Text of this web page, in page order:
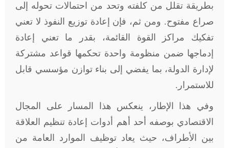
بطريقة تقلل من كلفته وتحد من احتمالات تحوله إلى
صراع مفتوح. ومن ثم، فإن إعادة توزيع النفوذ لا تعني
تفكيك مراكز القوة القائمة، بقدر ما تعني إعادة
إدماجها ضمن منظومة واحدة تحكمها قواعد مشتركة
لإدارة الدولة، بما يفضي إلى بناء توازن مؤسسي قابل
للاستمرار.
وفي هذا الإطار، ينعكس هذا المسار على المجال
الاقتصادي بوصفه أحد أهم أدوات إعادة تنظيم العلاقة
بين الأطراف، حيث يعاد توظيف الموارد العامة من